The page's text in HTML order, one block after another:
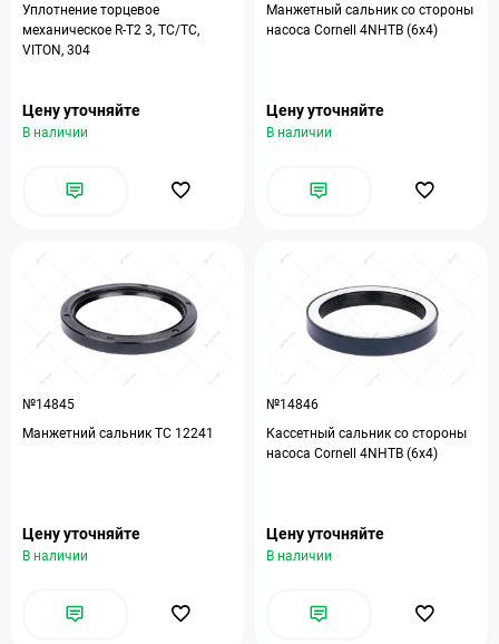
Уплотнение торцевое
механическое R-T2 3, TC/TC,
VITON, 304
Цену уточняйте
В наличии
Манжетный сальник со стороны
насоса Cornell 4NHTB (6x4)
Цену уточняйте
В наличии
№14845
Манжетний сальник TC 12241
Цену уточняйте
В наличии
№14846
Кассетный сальник со стороны
насоса Cornell 4NHTB (6x4)
Цену уточняйте
В наличии